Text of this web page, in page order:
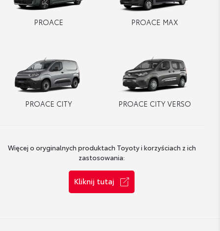
PROACE PROACE MAX
PROACE CITY PROACE CITY VERSO
Więcej o oryginalnych produktach Toyoty i korzyściach z ich
zastosowania:
Kliknij tutaj